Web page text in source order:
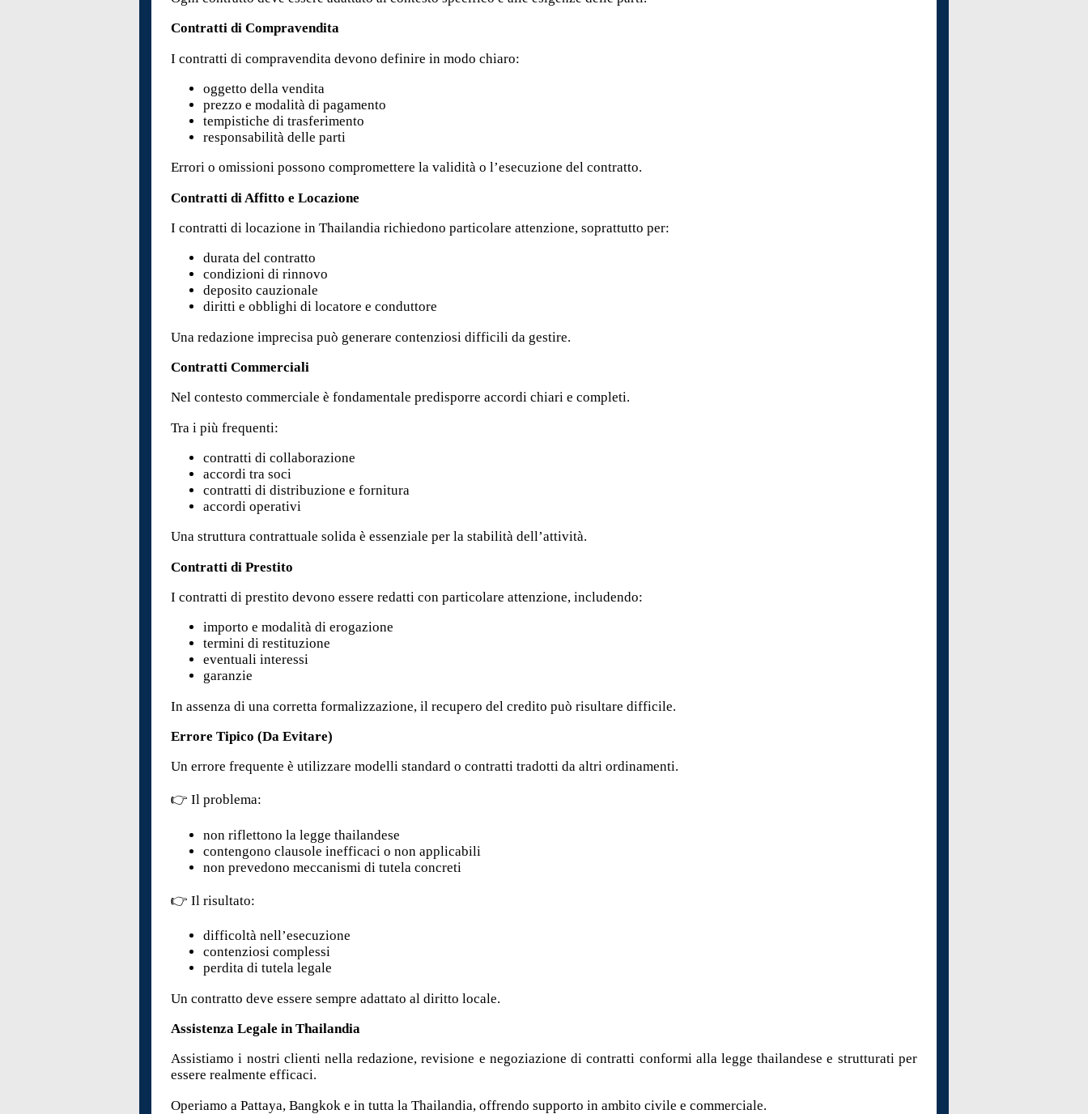
Contratti di Compravendita
I contratti di compravendita devono definire in modo chiaro:
oggetto della vendita
prezzo e modalità di pagamento
tempistiche di trasferimento
responsabilità delle parti
Errori o omissioni possono compromettere la validità o l’esecuzione del contratto.
Contratti di Affitto e Locazione
I contratti di locazione in Thailandia richiedono particolare attenzione, soprattutto per:
durata del contratto
condizioni di rinnovo
deposito cauzionale
diritti e obblighi di locatore e conduttore
Una redazione imprecisa può generare contenziosi difficili da gestire.
Contratti Commerciali
Nel contesto commerciale è fondamentale predisporre accordi chiari e completi.
Tra i più frequenti:
contratti di collaborazione
accordi tra soci
contratti di distribuzione e fornitura
accordi operativi
Una struttura contrattuale solida è essenziale per la stabilità dell’attività.
Contratti di Prestito
I contratti di prestito devono essere redatti con particolare attenzione, includendo:
importo e modalità di erogazione
termini di restituzione
eventuali interessi
garanzie
In assenza di una corretta formalizzazione, il recupero del credito può risultare difficile.
Errore Tipico (Da Evitare)
Un errore frequente è utilizzare modelli standard o contratti tradotti da altri ordinamenti.
👉 Il problema:
non riflettono la legge thailandese
contengono clausole inefficaci o non applicabili
non prevedono meccanismi di tutela concreti
👉 Il risultato:
difficoltà nell’esecuzione
contenziosi complessi
perdita di tutela legale
Un contratto deve essere sempre adattato al diritto locale.
Assistenza Legale in Thailandia
Assistiamo i nostri clienti nella redazione, revisione e negoziazione di contratti conformi alla legge thailandese e strutturati per
essere realmente efficaci.
Operiamo a Pattaya, Bangkok e in tutta la Thailandia, offrendo supporto in ambito civile e commerciale.